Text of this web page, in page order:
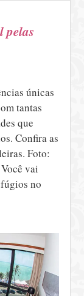
pelas
únicas
tantas
que
Confira as
Foto:
vai
no